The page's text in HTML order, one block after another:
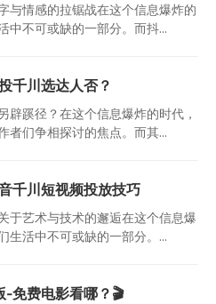
与情感的拉锯战在这个信息爆炸的
中不可或缺的一部分。而抖...
千川选达人否？
辟蹊径？在这个信息爆炸的时代，
者们争相探讨的焦点。而其...
千川短视频投放技巧
于艺术与技术的邂逅在这个信息爆
生活中不可或缺的一部分。...
免费电影看哪？🎬